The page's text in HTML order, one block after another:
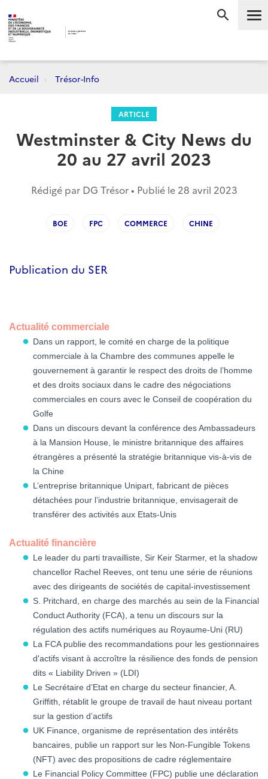
Accueil Trésor-Info
ARTICLE
Westminster & City News du
20 au 27 avril 2023
Rédigé par DG Trésor • Publié le 28 avril 2023
BOE FPC COMMERCE CHINE
Publication du SER
Actualité commerciale
Dans un rapport, le comité en charge de la politique
commerciale à la Chambre des communes appelle le
gouvernement à garantir le respect des droits de l’homme
et des droits sociaux dans le cadre des négociations
commerciales en cours avec le Conseil de coopération du
Golfe
Dans un discours devant la conférence des Ambassadeurs
à la Mansion House, le ministre britannique des affaires
étrangères a présenté la stratégie britannique vis-à-vis de
la Chine
L’entreprise britannique Unipart, fabricant de pièces
détachées pour l’industrie britannique, envisagerait de
transférer des activités aux Etats-Unis
Actualité financière
Le leader du parti travailliste, Sir Keir Starmer, et la shadow
chancellor Rachel Reeves, ont tenu une série de réunions
avec des dirigeants de sociétés de capital-investissement
S. Pritchard, en charge des marchés au sein de la Financial
Conduct Authority (FCA), a tenu un discours sur la
régulation des actifs numériques au Royaume-Uni (RU)
La FCA publie des recommandations pour les gestionnaires
d'actifs visant à accroître la résilience des fonds de pension
dits « Liability Driven » (LDI)
Le Secrétaire d’Etat en charge du secteur financier, A.
Griffith, rétablit le groupe de travail de haut niveau portant
sur la gestion d’actifs
UK Finance, organisme de représentation des intérêts
bancaires, publie un rapport sur les Non-Fungible Tokens
(NFT) avec des propositions de cadre réglementaire
Le Financial Policy Committee (FPC) publie une déclaration